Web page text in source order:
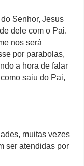
Senhor, Jesus
dele com o Pai.
nos será
por parabolas,
a hora de falar
saiu do Pai,
muitas vezes
ser atendidas por